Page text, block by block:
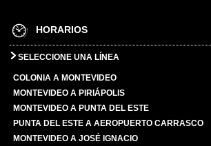
HORARIOS
SELECCIONE UNA LÍNEA
COLONIA A MONTEVIDEO
MONTEVIDEO A PIRIÁPOLIS
MONTEVIDEO A PUNTA DEL ESTE
PUNTA DEL ESTE A AEROPUERTO CARRASCO
MONTEVIDEO A JOSÉ IGNACIO